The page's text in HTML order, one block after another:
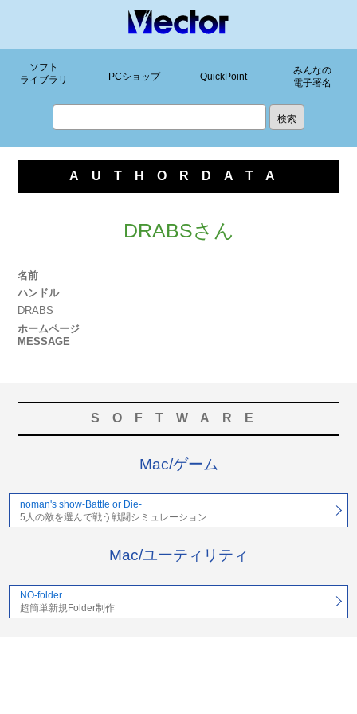
ソフト
ライブラリ
PCショップ QuickPoint
みんなの
電子署名
AUTHORDATA
DRABSさん
名前
ハンドル
DRABS
ホームページ
MESSAGE
SOFTWARE
Mac/ゲーム
noman's show-Battle or Die-
5人の敵を選んで戦う戦闘シミュレーション
Mac/ユーティリティ
NO-folder
超簡単新規Folder制作